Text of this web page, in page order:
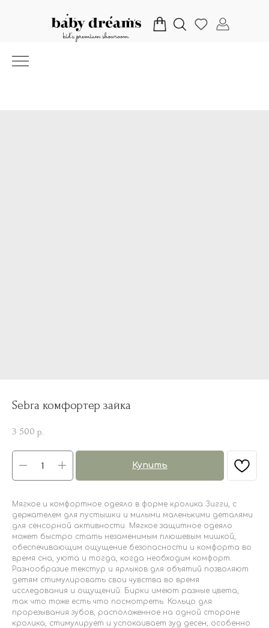
Sebra комфортер зайка
3 500 р.
Купить
Мягкое и комфортное одеяло в форме кролика Зигги, с
держателем для пустышки и милыми маленькими деталями
для сенсорной активности. Мягкое защитное одеяло
может быстро стать незаменимым плюшевым мишкой,
обеспечивающим ощущение безопасности и комфорта во
время сна, уюта и тогда, когда необходим комфорт.
Разнообразие текстур и ярлыков для объятий позволяют
детям стимулировать свои чувства во время
исследования и ощущений. Бирки имеют разные цвета,
так что тоже есть что посмотреть. Кольцо для
прорезывания зубов, расположенное на одной стороне
кролика, стимулирует и успокаивает зуд десен, особенно